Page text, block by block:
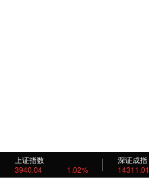
上证指数
3940.04
1.02%
深证成指
14311.01